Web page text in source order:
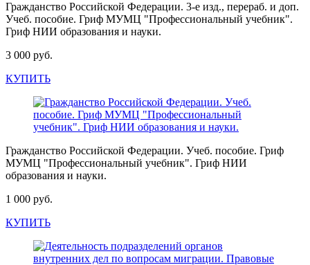
Гражданство Российской Федерации. 3-е изд., перераб. и доп.
Учеб. пособие. Гриф МУМЦ "Профессиональный учебник".
Гриф НИИ образования и науки.
3 000 руб.
КУПИТЬ
Гражданство Российской Федерации. Учеб. пособие. Гриф
МУМЦ "Профессиональный учебник". Гриф НИИ
образования и науки.
1 000 руб.
КУПИТЬ